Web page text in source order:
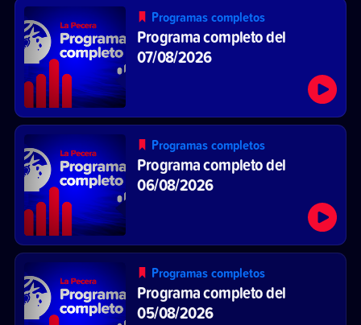
Programas completos
Programa completo del
07/08/2026
Programas completos
Programa completo del
06/08/2026
Programas completos
Programa completo del
05/08/2026